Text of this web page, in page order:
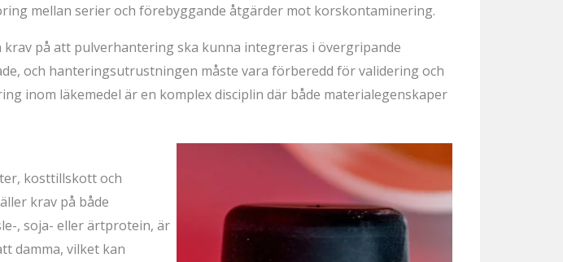
mellan serier och förebyggande åtgärder mot korskontaminering.
på att pulverhantering ska kunna integreras i övergripande
och hanteringsutrustningen måste vara förberedd för validering och
inom läkemedel är en komplex disciplin där både materialegenskaper
kosttillskott och
krav på både
, soja- eller ärtprotein, är
damma, vilket kan